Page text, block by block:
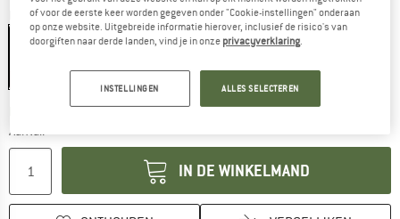
Kleur:Black
Levertijd: 3-5 werkdagenDe link wordt geopend in een infovak en bevat
Aantal:
IN DE WINKELMAND
of voor de eerste keer worden gegeven onder "Cookie-instellingen" onderaan
op onze website. Uitgebreide informatie hierover, inclusief de risico's van
doorgiften naar derde landen, vind je in onze privacyverklaring
INSTELLINGEN ALLES SELECTEREN